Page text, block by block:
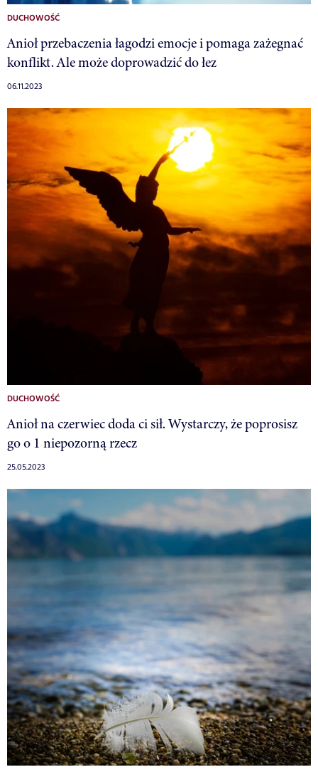
DUCHOWOŚĆ
Anioł przebaczenia łagodzi emocje i pomaga zażegnać
konflikt. Ale może doprowadzić do łez
06.11.2023
DUCHOWOŚĆ
Anioł na czerwiec doda ci sił. Wystarczy, że poprosisz
go o 1 niepozorną rzecz
25.05.2023